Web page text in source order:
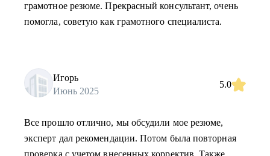
грамотное резюме. Прекрасный консультант, очень
помогла, советую как грамотного специалиста.
Игорь
Июнь 2025
5.0
Все прошло отлично, мы обсудили мое резюме,
эксперт дал рекомендации. Потом была повторная
проверка с учетом внесенных корректив. Также